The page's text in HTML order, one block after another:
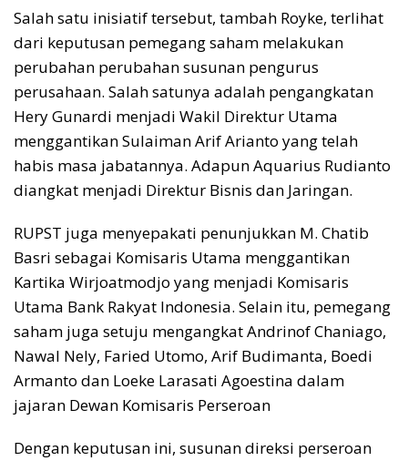
Salah satu inisiatif tersebut, tambah Royke, terlihat
dari keputusan pemegang saham melakukan
perubahan perubahan susunan pengurus
perusahaan. Salah satunya adalah pengangkatan
Hery Gunardi menjadi Wakil Direktur Utama
menggantikan Sulaiman Arif Arianto yang telah
habis masa jabatannya. Adapun Aquarius Rudianto
diangkat menjadi Direktur Bisnis dan Jaringan.
RUPST juga menyepakati penunjukkan M. Chatib
Basri sebagai Komisaris Utama menggantikan
Kartika Wirjoatmodjo yang menjadi Komisaris
Utama Bank Rakyat Indonesia. Selain itu, pemegang
saham juga setuju mengangkat Andrinof Chaniago,
Nawal Nely, Faried Utomo, Arif Budimanta, Boedi
Armanto dan Loeke Larasati Agoestina dalam
jajaran Dewan Komisaris Perseroan
Dengan keputusan ini, susunan direksi perseroan